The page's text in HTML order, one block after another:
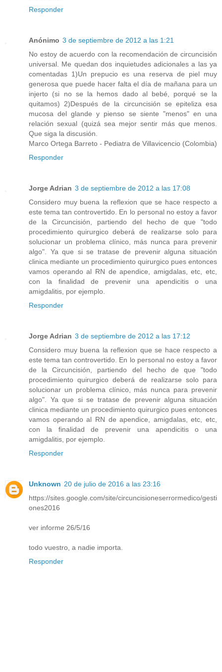
Responder
Anónimo 3 de septiembre de 2012 a las 1:21
No estoy de acuerdo con la recomendación de circuncisión
universal. Me quedan dos inquietudes adicionales a las ya
comentadas 1)Un prepucio es una reserva de piel muy
generosa que puede hacer falta el día de mañana para un
injerto (si no se la hemos dado al bebé, porqué se la
quitamos) 2)Después de la circuncisión se epiteliza esa
mucosa del glande y pienso se siente "menos" en una
relación sexual (quizá sea mejor sentir más que menos.
Que siga la discusión.
Marco Ortega Barreto - Pediatra de Villavicencio (Colombia)
Responder
Jorge Adrian 3 de septiembre de 2012 a las 17:08
Considero muy buena la reflexion que se hace respecto a
este tema tan controvertido. En lo personal no estoy a favor
de la Circuncisión, partiendo del hecho de que "todo
procedimiento quirurgico deberá de realizarse solo para
solucionar un problema clínico, más nunca para prevenir
algo". Ya que si se tratase de prevenir alguna situación
clinica mediante un procedimiento quirurgico pues entonces
vamos operando al RN de apendice, amigdalas, etc, etc,
con la finalidad de prevenir una apendicitis o una
amigdalitis, por ejemplo.
Responder
Jorge Adrian 3 de septiembre de 2012 a las 17:12
Considero muy buena la reflexion que se hace respecto a
este tema tan controvertido. En lo personal no estoy a favor
de la Circuncisión, partiendo del hecho de que "todo
procedimiento quirurgico deberá de realizarse solo para
solucionar un problema clínico, más nunca para prevenir
algo". Ya que si se tratase de prevenir alguna situación
clinica mediante un procedimiento quirurgico pues entonces
vamos operando al RN de apendice, amigdalas, etc, etc,
con la finalidad de prevenir una apendicitis o una
amigdalitis, por ejemplo.
Responder
Unknown 20 de julio de 2016 a las 23:16
https://sites.google.com/site/circuncisioneserrormedico/gesti
ones2016
ver informe 26/5/16
todo vuestro, a nadie importa.
Responder